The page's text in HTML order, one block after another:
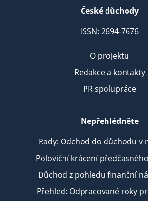
České důchody
ISSN: 2694-7676
O projektu
Redakce a kontakty
PR spolupráce
Nepřehlédněte
Rady: Odchod do důchodu v
Poloviční krácení
Důchod z pohledu finanční
Přehled: Odpracované roky